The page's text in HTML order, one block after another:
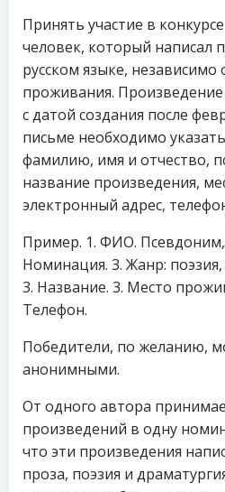
Принять участие в
человек, который написал
русском языке, независимо
проживания.
с датой создания после
письме необходимо
фамилию, имя и отчество,
название произведения,
электронный адрес,
Пример. 1. ФИО. Псевдоним,
Номинация. 3. Жанр:
3. Название. 3. Место
Телефон.
Победители, по желанию,
анонимными.
От одного автора
произведений в одну
что эти произведения
проза, поэзия и